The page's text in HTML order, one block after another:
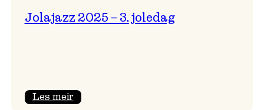
Jolajazz 2025 – 3. joledag
Les meir: